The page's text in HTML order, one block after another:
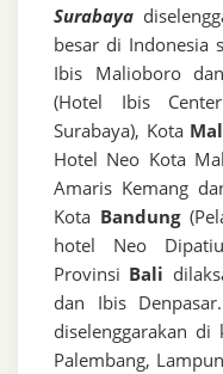
Surabaya
besar di Indonesia
Ibis Malioboro
(Hotel Ibis
Surabaya), Kota
Hotel Neo Kota
Amaris Kemang
Kota Bandung
hotel Neo
Provinsi Bali
dan Ibis
diselenggarakan
Palembang,